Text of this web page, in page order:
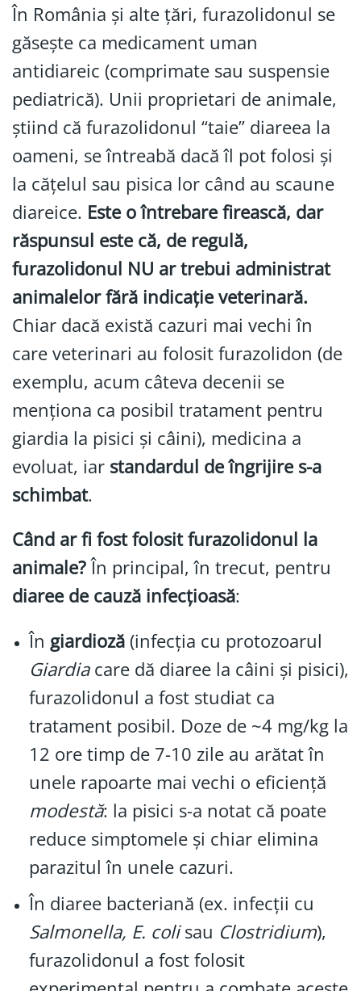
În România și alte țări, furazolidonul se
găsește ca medicament uman
antidiareic (comprimate sau suspensie
pediatrică). Unii proprietari de animale,
știind că furazolidonul “taie” diareea la
oameni, se întreabă dacă îl pot folosi și
la cățelul sau pisica lor când au scaune
diareice. Este o întrebare firească, dar
răspunsul este că, de regulă,
furazolidonul NU ar trebui administrat
animalelor fără indicație veterinară.
Chiar dacă există cazuri mai vechi în
care veterinari au folosit furazolidon (de
exemplu, acum câteva decenii se
menționa ca posibil tratament pentru
giardia la pisici și câini), medicina a
evoluat, iar standardul de îngrijire s-a
schimbat.
Când ar fi fost folosit furazolidonul la
animale?În principal, în trecut, pentru
diaree de cauză infecțioasă:
În giardioză(infecția cu protozoarul
Giardiacare dă diaree la câini și pisici),
furazolidonul a fost studiat ca
tratament posibil. Doze de ~4 mg/kg la
12 ore timp de 7-10 zile au arătat în
unele rapoarte mai vechi o eficiență
modestă: la pisici s-a notat că poate
reduce simptomele și chiar elimina
parazitul în unele cazuri.
În diaree bacteriană (ex. infecții cu
Salmonella, E. colisau Clostridium),
furazolidonul a fost folosit